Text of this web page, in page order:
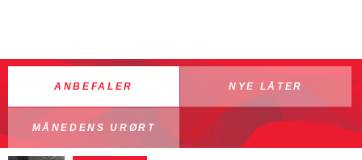
ANBEFALER NYE LÅTER
MÅNEDENS URØRT